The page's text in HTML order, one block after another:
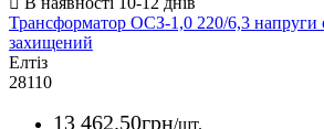
Трансформатор ОСЗ-1,0 220/6,3 напруги
захищений
Елтіз
28110
13 462.50грн/шт.